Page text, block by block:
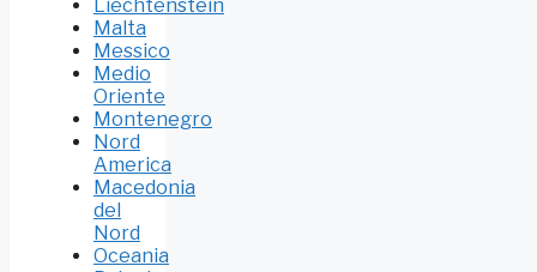
Liechtenstein
Malta
Messico
Medio
Oriente
Montenegro
Nord
America
Macedonia
del
Nord
Oceania